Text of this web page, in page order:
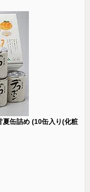
缶詰め (10缶入り(化粧